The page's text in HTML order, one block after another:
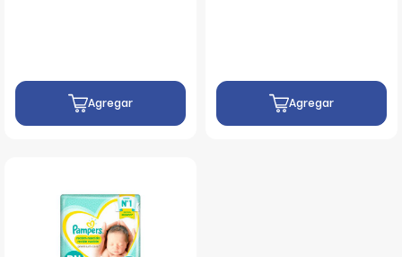
Agregar Agregar